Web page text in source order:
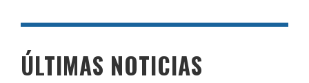
ÚLTIMAS NOTICIAS